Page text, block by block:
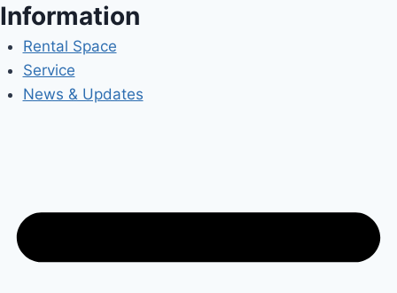
Information
Rental Space
Service
News & Updates